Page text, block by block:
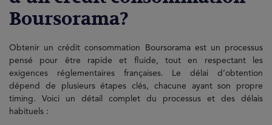
Boursorama?
Obtenir un crédit consommation Boursorama est un processus
pensé pour être rapide et fluide, tout en respectant les
exigences réglementaires françaises. Le délai d’obtention
dépend de plusieurs étapes clés, chacune ayant son propre
timing. Voici un détail complet du processus et des délais
habituels :